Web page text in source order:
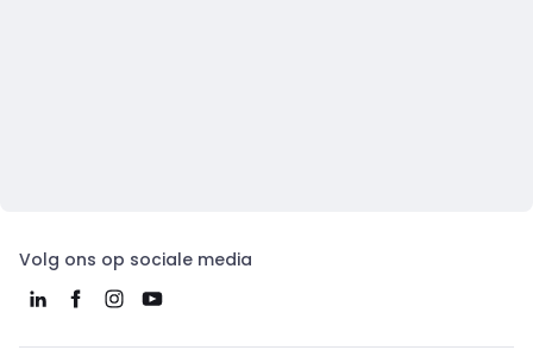
Volg ons op sociale media